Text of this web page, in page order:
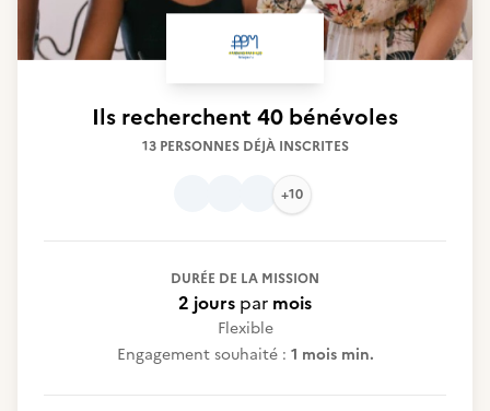
Ils recherchent 40 bénévoles
13 PERSONNES DÉJÀ INSCRITES
+10
DURÉE DE LA MISSION
2 jours par mois
Flexible
Engagement souhaité : 1 mois min.